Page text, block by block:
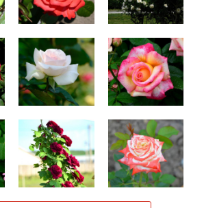
Swan Lake Sheila's Perfume
Doctor Jamain Impératrice Farah